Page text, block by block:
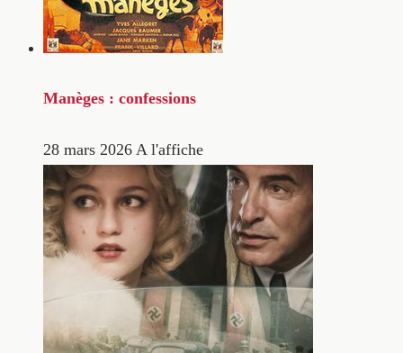
Manèges : confessions
28 mars 2026 A l'affiche